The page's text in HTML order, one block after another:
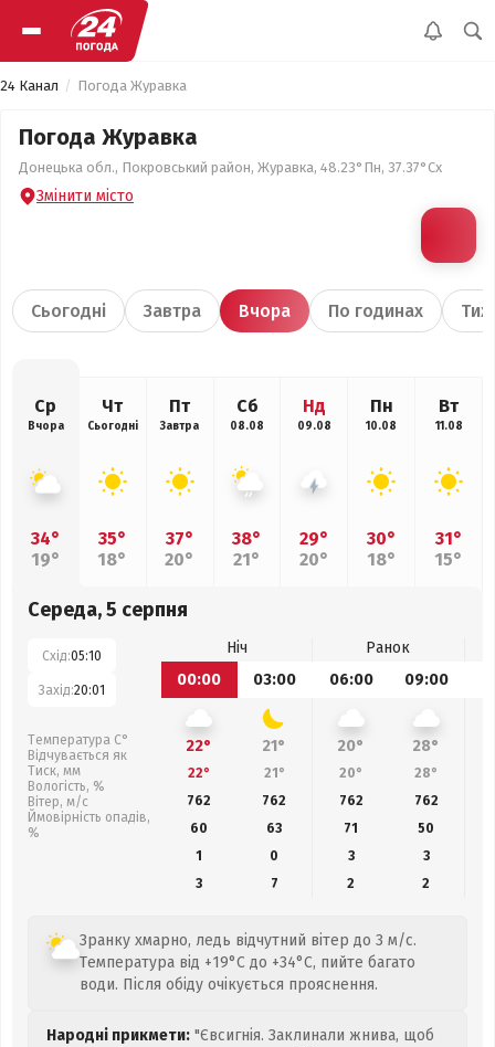
24 Канал Погода Журавка
Погода Журавка
Донецька обл., Покровський район, Журавка, 48.23°Пн, 37.37°Сх
Змінити місто
Сьогодні Завтра Вчора По годинах
Ср
Вчора
34°
19°
Чт
Сьогодні
35°
18°
Пт
Завтра
37°
20°
Сб
08.08
38°
21°
Нд
09.08
29°
20°
Пн
10.08
30°
18°
Вт
11.08
31°
15°
Середа, 5 серпня
Схід:05:10
Захід:20:01
Температура С°
Відчувається як
Тиск, мм
Вологість, %
Вітер, м/с
Ймовірність опадів,
%
Ніч
Ранок
00:00
03:00 06:00 09:00
22° 21° 20° 28°
22° 21° 20° 28°
762
762 762 762
60
63 71 50
1
0 3
3
3
7 2 2
Зранку хмарно, ледь відчутний вітер до 3 м/с.
Температура від +19°C до +34°C, пийте багато
води. Після обіду очікується прояснення.
Народні прикмети: "Євсигнія. Заклинали жнива, щоб